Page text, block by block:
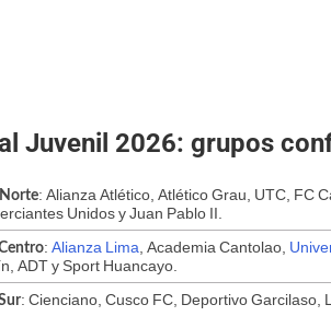
Juvenil 2026: grupos
: Alianza Atlético, Atlético Grau, UTC, FC
Unidos y Juan Pablo II.
: Alianza Lima , Academia Cantolao,
ADT y Sport Huancayo.
: Cienciano, Cusco FC, Deportivo Garcilaso,